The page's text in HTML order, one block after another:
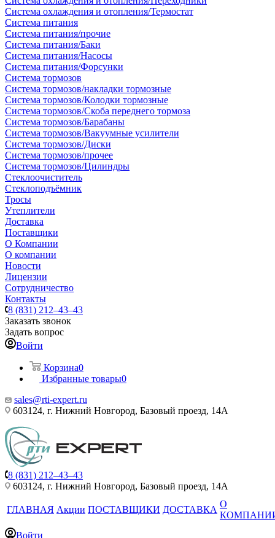
Система охлаждения и отопления/Термостат
Система питания
Система питания/прочие
Система питания/Баки
Система питания/Насосы
Система питания/Форсунки
Система тормозов
Система тормозов/накладки тормозные
Система тормозов/Колодки тормозные
Система тормозов/Скоба переднего тормоза
Система тормозов/Барабаны
Система тормозов/Вакуумные усилители
Система тормозов/Диски
Система тормозов/прочее
Система тормозов/Цилиндры
Стеклоочиститель
Стеклоподъёмник
Тросы
Утеплители
Доставка
Поставщики
О Компании
О компании
Новости
Лицензии
Сотрудничество
Контакты
8 (831) 212–43–43
Заказать звонок
Задать вопрос
Войти
Корзина0
Избранные товары0
sales@rti-expert.ru
603124, г. Нижний Новгород, Базовый проезд, 14А
8 (831) 212–43–43
603124, г. Нижний Новгород, Базовый проезд, 14А
ГЛАВНАЯ Акции ПОСТАВЩИКИ ДОСТАВКА
О
Войти